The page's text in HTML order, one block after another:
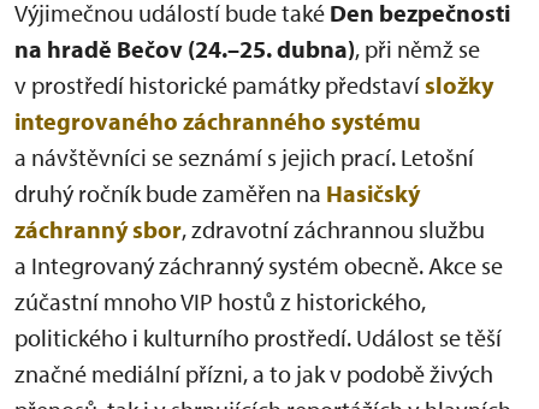
Výjimečnou událostí bude také Den bezpečnosti
na hradě Bečov (24.–25. dubna), při němž se
v prostředí historické památky představísložky
integrovaného záchranného systému
a návštěvníci se seznámí s jejich prací. Letošní
druhý ročník bude zaměřen na Hasičský
záchranný sbor, zdravotní záchrannou službu
a Integrovaný záchranný systém obecně. Akce se
zúčastní mnoho VIP hostů z historického,
politického i kulturního prostředí. Událost se těší
značné mediální přízni, a to jak v podobě živých